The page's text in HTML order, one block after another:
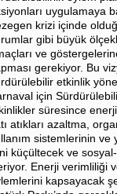
uygulamaya
krizi içinde
gibi büyük
ve
gerekiyor. Bu
etkinlik
için
süresince
atıkları azaltma,
sistemlerinin ve
küçültecek ve
Enerji verimliliği
kapsayacak